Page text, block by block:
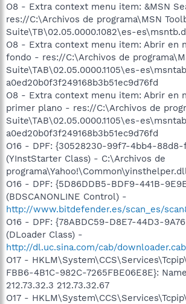
O8 - Extra context menu item: &MSN
res://C:\Archivos de programa\MSN
Suite\TB\02.05.0000.1082\es-
O8 - Extra context menu item: Abrir en
fondo - res://C:\Archivos de
Suite\TAB\02.05.0000.1105\es-
a0ed20b0f3f249168b3b51ec9d76fd
O8 - Extra context menu item: Abrir en
primer plano - res://C:\Archivos de
Suite\TAB\02.05.0000.1105\es-
a0ed20b0f3f249168b3b51ec9d76fd
O16 - DPF: {30528230-99f7-4bb4-88d8-
(YInstStarter Class) - C:\Archivos de
programa\Yahoo!\Common\yinsthelper.dll
O16 - DPF: {5D86DDB5-BDF9-441B-
(BDSCANONLINE Control) -
http://www.bitdefender.es/scan_es/
O16 - DPF: {78ABDC59-D8E7-44D3-
(DLoader Class) -
http://dl.uc.sina.com/cab/downloader.cab
O17 -
FBB6-4B1C-982C-7265FBE06E8E}:
212.73.32.3 212.73.32.67
O17 -